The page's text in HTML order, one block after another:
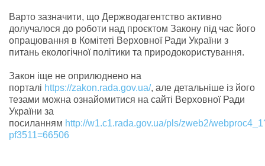
Варто зазначити, що Держводагентство активно
долучалося до роботи над проєктом Закону під час його
опрацювання в Комітеті Верховної Ради України з
питань екологічної політики та природокористування.
Закон іще не оприлюднено на
порталі https://zakon.rada.gov.ua/, але детальніше із його
тезами можна ознайомитися на сайті Верховної Ради
України за
посиланням http://w1.c1.rada.gov.ua/pls/zweb2/
pf3511=66506